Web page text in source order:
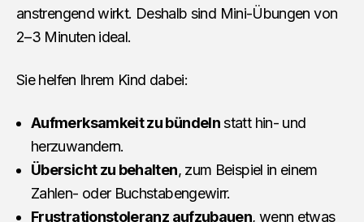
anstrengend wirkt. Deshalb sind Mini-Übungen von
2–3 Minuten ideal.
Sie helfen Ihrem Kind dabei:
Aufmerksamkeit zu bündelnstatt hin- und
herzuwandern.
Übersicht zu behalten, zum Beispiel in einem
Zahlen- oder Buchstabengewirr.
Frustrationstoleranz aufzubauen, wenn etwas